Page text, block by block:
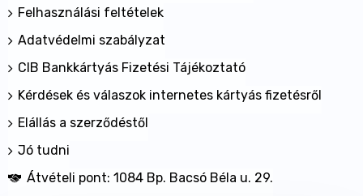
Felhasználási feltételek
Adatvédelmi szabályzat
CIB Bankkártyás Fizetési Tájékoztató
Kérdések és válaszok internetes kártyás fizetésről
Elállás a szerződéstől
Jó tudni
Átvételi pont: 1084 Bp. Bacsó Béla u. 29.